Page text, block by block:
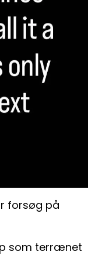
forsøg på
som terrænet